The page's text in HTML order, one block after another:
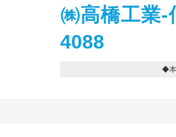
㈱高橋工業-
4088
◆本